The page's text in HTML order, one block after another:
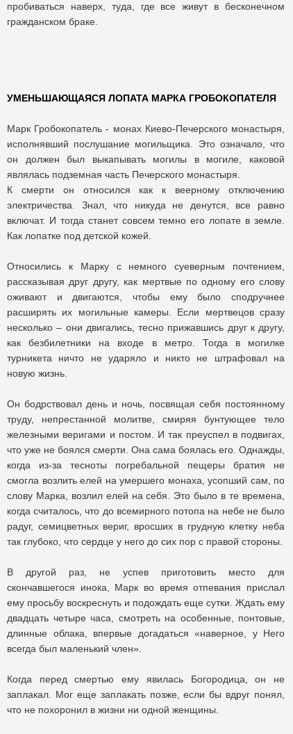
пробиваться наверх, туда, где все живут в бесконечном
гражданском браке.
УМЕНЬШАЮЩАЯСЯ ЛОПАТА МАРКА ГРОБОКОПАТЕЛЯ
Марк Гробокопатель - монах Киево-Печерского монастыря,
исполнявший послушание могильщика. Это означало, что
он должен был выкапывать могилы в могиле, каковой
являлась подземная часть Печерского монастыря.
К смерти он относился как к веерному отключению
электричества. Знал, что никуда не денутся, все равно
включат. И тогда станет совсем темно его лопате в земле.
Как лопатке под детской кожей.
Относились к Марку с немного суеверным почтением,
рассказывая друг другу, как мертвые по одному его слову
оживают и двигаются, чтобы ему было сподручнее
расширять их могильные камеры. Если мертвецов сразу
несколько – они двигались, тесно прижавшись друг к другу,
как безбилетники на входе в метро. Тогда в могилке
турникета ничто не ударяло и никто не штрафовал на
новую жизнь.
Он бодрствовал день и ночь, посвящая себя постоянному
труду, непрестанной молитве, смиряя бунтующее тело
железными веригами и постом. И так преуспел в подвигах,
что уже не боялся смерти. Она сама боялась его. Однажды,
когда из-за тесноты погребальной пещеры братия не
смогла возлить елей на умершего монаха, усопший сам, по
слову Марка, возлил елей на себя. Это было в те времена,
когда считалось, что до всемирного потопа на небе не было
радуг, семицветных вериг, вросших в грудную клетку неба
так глубоко, что сердце у него до сих пор с правой стороны.
В другой раз, не успев приготовить место для
скончавшегося инока, Марк во время отпевания прислал
ему просьбу воскреснуть и подождать еще сутки. Ждать ему
двадцать четыре часа, смотреть на особенные, понтовые,
длинные облака, впервые догадаться «наверное, у Него
всегда был маленький член».
Когда перед смертью ему явилась Богородица, он не
заплакал. Мог еще заплакать позже, если бы вдруг понял,
что не похоронил в жизни ни одной женщины.